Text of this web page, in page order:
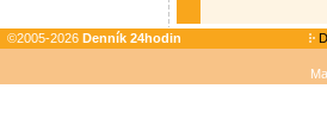
©2005-2026 Denník 24hodin